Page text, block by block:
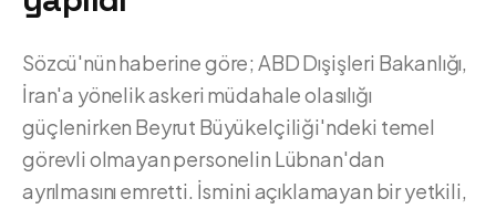
Sözcü'nün haberine göre; ABD Dışişleri Bakanlığı,
İran'a yönelik askeri müdahale olasılığı
güçlenirken Beyrut Büyükelçiliği'ndeki temel
görevli olmayan personelin Lübnan'dan
ayrılmasını emretti. İsmini açıklamayan bir yetkili,